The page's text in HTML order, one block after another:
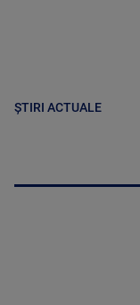
ȘTIRI ACTUALE